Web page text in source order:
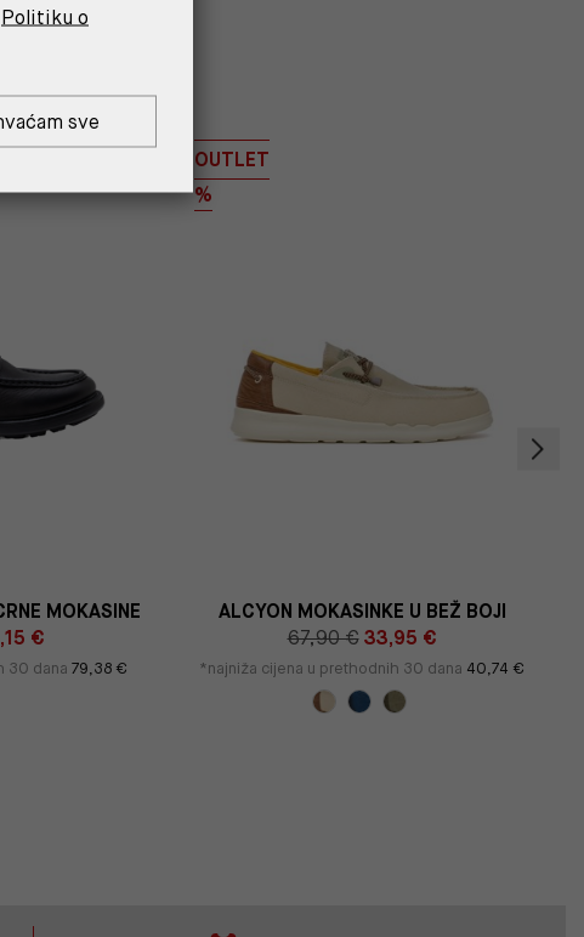
MOKASINE
€
30 dana 79,38 €
OUTLET
%
ALCYON MOKASINKE U BEŽ BOJI
67,90 € 33,95 €
*najniža cijena u prethodnih 30 dana 40,74 €
Politiku o
sve